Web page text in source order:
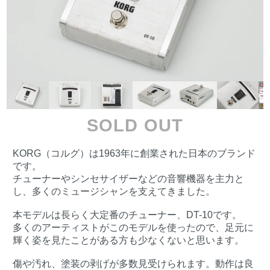
SOLD OUT
KORG（コルグ）は1963年に創業された日本のブランド
です。
チューナーやシンセサイザーなどの音響機器を主力と
し、多くのミュージシャンを支えてきました。
本モデルは長らく大定番のチューナー、DT-10です。
多くのアーティストがこのモデルを使ったので、足元に
輝く姿を見たことがある方も少なくないと思います。
傷や汚れ、塗装の剥げが多数見受けられます。動作は良